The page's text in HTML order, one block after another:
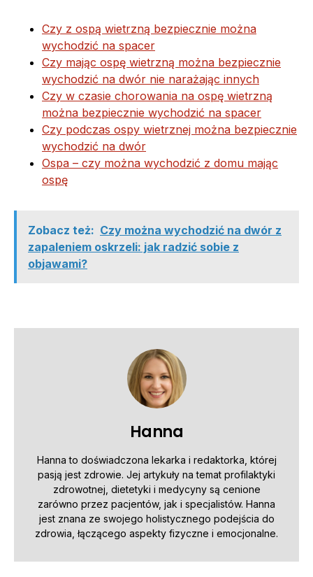
Czy z ospą wietrzną bezpiecznie można
wychodzić na spacer
Czy mając ospę wietrzną można bezpiecznie
wychodzić na dwór nie narażając innych
Czy w czasie chorowania na ospę wietrzną
można bezpiecznie wychodzić na spacer
Czy podczas ospy wietrznej można bezpiecznie
wychodzić na dwór
Ospa – czy można wychodzić z domu mając
ospę
Zobacz też: Czy można wychodzić na dwór z
zapaleniem oskrzeli: jak radzić sobie z
objawami?
Hanna
Hanna to doświadczona lekarka i redaktorka, której
pasją jest zdrowie. Jej artykuły na temat profilaktyki
zdrowotnej, dietetyki i medycyny są cenione
zarówno przez pacjentów, jak i specjalistów. Hanna
jest znana ze swojego holistycznego podejścia do
zdrowia, łączącego aspekty fizyczne i emocjonalne.